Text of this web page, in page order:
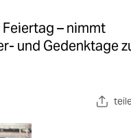
– nimmt
und Gedenktage